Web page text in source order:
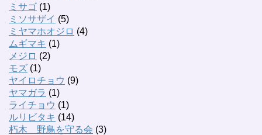
ミサゴ (1)
ミソサザイ (5)
ミヤマホオジロ (4)
ムギマキ (1)
メジロ (2)
モズ (1)
ヤイロチョウ (9)
ヤマガラ (1)
ライチョウ (1)
ルリビタキ (14)
朽木 野鳥を守る会 (3)